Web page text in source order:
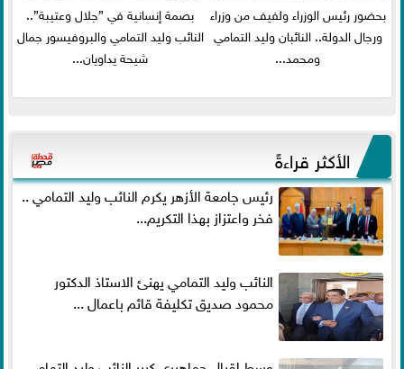
بحضور رئيس الوزراء ولفيف من وزراء
ورجال الدولة.. النائبان وليد التمامي
ومحمد...
بصمة إنسانية في ”جلال وعتيبة”..
النائب وليد التمامي والبروفيسور جمال
شيحة يداويان...
الأكثر قراءةً
رئيس جامعة الأزهر يكرم النائب وليد التمامي ..
فخر واعتزاز بهذا التكريم...
النائب وليد التمامي يهنئ الاستاذ الدكتور
محمود صديق تكليفة قائم باعمال ...